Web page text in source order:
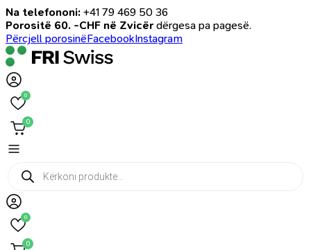
Na telefononi: +41 79 469 50 36
Porositë 60. -CHF në Zvicër dërgesa pa pagesë.
Përcjell porosinëFacebookInstagram
0
0
Products
search
0
0